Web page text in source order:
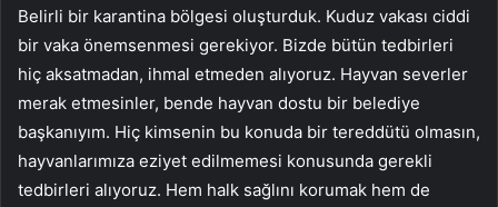
Belirli bir karantina bölgesi oluşturduk. Kuduz vakası ciddi
bir vaka önemsenmesi gerekiyor. Bizde bütün tedbirleri
hiç aksatmadan, ihmal etmeden alıyoruz. Hayvan severler
merak etmesinler, bende hayvan dostu bir belediye
başkanıyım. Hiç kimsenin bu konuda bir tereddütü olmasın,
hayvanlarımıza eziyet edilmemesi konusunda gerekli
tedbirleri alıyoruz. Hem halk sağlını korumak hem de